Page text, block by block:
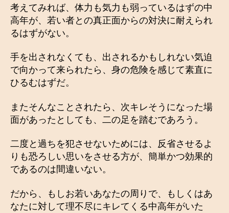
考えてみれば、体力も気力も弱っているはずの中
高年が、若い者との真正面からの対決に耐えられ
るはずがない。
手を出されなくても、出されるかもしれない気迫
で向かって来られたら、身の危険を感じて素直に
ひるむはずだ。
またそんなことされたら、次キレそうになった場
面があったとしても、二の足を踏むであろう。
二度と過ちを犯させないためには、反省させるよ
りも恐ろしい思いをさせる方が、簡単かつ効果的
であるのは間違いない。
だから、もしお若いあなたの周りで、もしくはあ
なたに対して理不尽にキレてくる中高年がいた